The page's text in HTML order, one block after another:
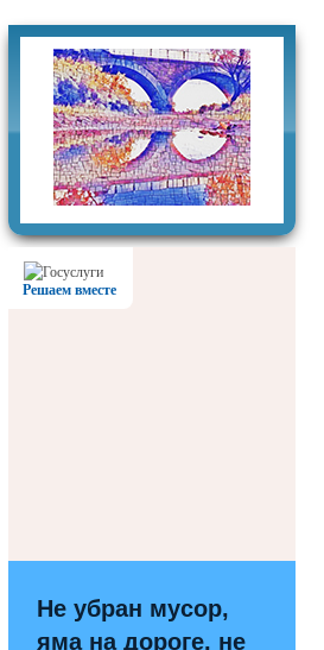
Решаем вместе
Не убран мусор,
яма на дороге, не